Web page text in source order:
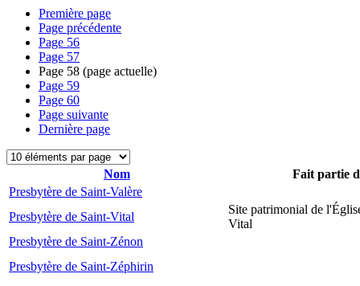
Première page
Page précédente
Page 56
Page 57
Page 58 (page actuelle)
Page 59
Page 60
Page suivante
Dernière page
Nom
Fait partie
Presbytère de Saint-Valère
Presbytère de Saint-Vital
Site patrimonial de
Vital
Presbytère de Saint-Zénon
Presbytère de Saint-Zéphirin